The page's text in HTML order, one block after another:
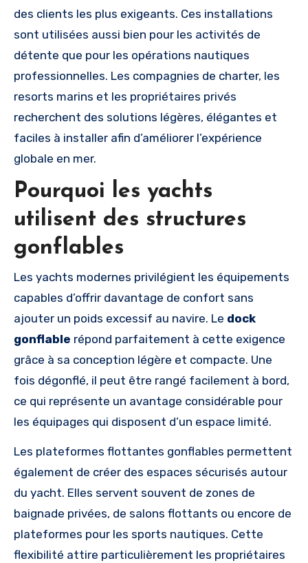
des clients les plus exigeants. Ces installations
sont utilisées aussi bien pour les activités de
détente que pour les opérations nautiques
professionnelles. Les compagnies de charter, les
resorts marins et les propriétaires privés
recherchent des solutions légères, élégantes et
faciles à installer afin d’améliorer l’expérience
globale en mer.
Pourquoi les yachts
utilisent des structures
gonflables
Les yachts modernes privilégient les équipements
capables d’offrir davantage de confort sans
ajouter un poids excessif au navire. Le dock
gonflable répond parfaitement à cette exigence
grâce à sa conception légère et compacte. Une
fois dégonflé, il peut être rangé facilement à bord,
ce qui représente un avantage considérable pour
les équipages qui disposent d’un espace limité.
Les plateformes flottantes gonflables permettent
également de créer des espaces sécurisés autour
du yacht. Elles servent souvent de zones de
baignade privées, de salons flottants ou encore de
plateformes pour les sports nautiques. Cette
flexibilité attire particulièrement les propriétaires